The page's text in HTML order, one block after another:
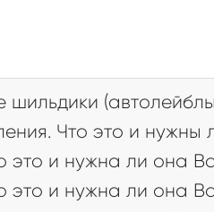
шильдики
Что это и нужны
это и нужна ли она
это и нужна ли она